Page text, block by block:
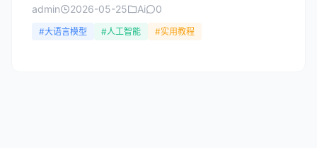
力、长文本处理能力和安全性，迅速赢得了全球用户的青
admin 2026-05-25 Ai 0
#大语言模型 #人工智能 #实用教程